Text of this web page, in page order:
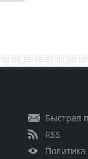
Быстрая
RSS